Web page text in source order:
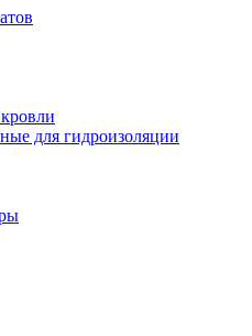
для гидроизоляции